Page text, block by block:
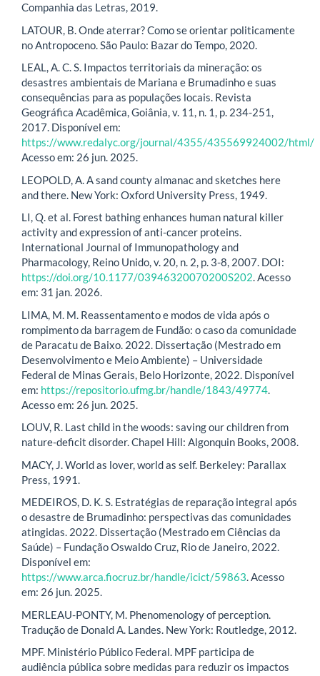
Companhia das Letras, 2019.
LATOUR, B. Onde aterrar? Como se orientar politicamente
no Antropoceno. São Paulo: Bazar do Tempo, 2020.
LEAL, A. C. S. Impactos territoriais da mineração: os
desastres ambientais de Mariana e Brumadinho e suas
consequências para as populações locais. Revista
Geográfica Acadêmica, Goiânia, v. 11, n. 1, p. 234-251,
2017. Disponível em:
https://www.redalyc.org/journal/4355/435569924002/html/
Acesso em: 26 jun. 2025.
LEOPOLD, A. A sand county almanac and sketches here
and there. New York: Oxford University Press, 1949.
LI, Q. et al. Forest bathing enhances human natural killer
activity and expression of anti-cancer proteins.
International Journal of Immunopathology and
Pharmacology, Reino Unido, v. 20, n. 2, p. 3-8, 2007. DOI:
https://doi.org/10.1177/03946320070200S202. Acesso
em: 31 jan. 2026.
LIMA, M. M. Reassentamento e modos de vida após o
rompimento da barragem de Fundão: o caso da comunidade
de Paracatu de Baixo. 2022. Dissertação (Mestrado em
Desenvolvimento e Meio Ambiente) – Universidade
Federal de Minas Gerais, Belo Horizonte, 2022. Disponível
em: https://repositorio.ufmg.br/handle/1843/49774
Acesso em: 26 jun. 2025.
LOUV, R. Last child in the woods: saving our children from
nature-deficit disorder. Chapel Hill: Algonquin Books, 2008.
MACY, J. World as lover, world as self. Berkeley: Parallax
Press, 1991.
MEDEIROS, D. K. S. Estratégias de reparação integral após
o desastre de Brumadinho: perspectivas das comunidades
atingidas. 2022. Dissertação (Mestrado em Ciências da
Saúde) – Fundação Oswaldo Cruz, Rio de Janeiro, 2022.
Disponível em:
https://www.arca.fiocruz.br/handle/icict/59863. Acesso
em: 26 jun. 2025.
MERLEAU-PONTY, M. Phenomenology of perception.
Tradução de Donald A. Landes. New York: Routledge, 2012.
MPF. Ministério Público Federal. MPF participa de
audiência pública sobre medidas para reduzir os impactos